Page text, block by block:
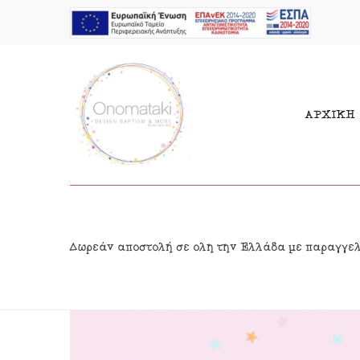
ΑΡΧΙΚΗ
Μπομπονιέρες Αγόρι
Προσκλητήρια Αγόρι
Προσκλητήρια Κορίτσι
Δωρεάν αποστολή σε όλη την Ελλάδα με